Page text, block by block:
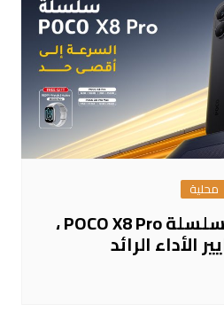
محلية
بوكو تكشف عن سلسلة POCO X8 Pro ،
الأداء الرائد